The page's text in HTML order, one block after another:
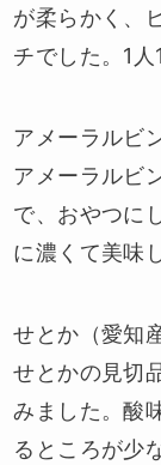
が柔らかく、
チでした。1人
アメーラルビ
アメーラルビ
で、おやつに
に濃くて美味
せとか（愛知産
せとかの見切
みました。酸
るところが少